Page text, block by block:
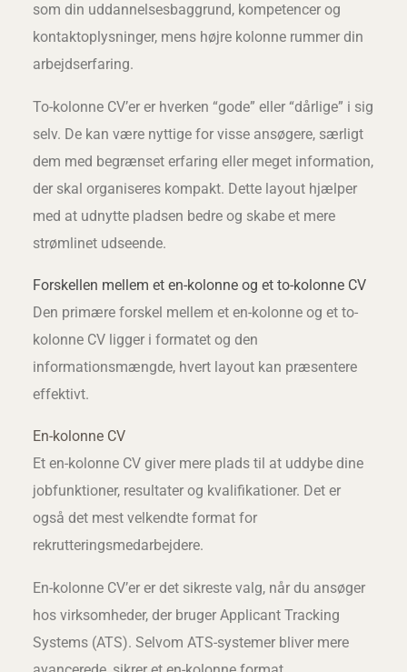
som din uddannelsesbaggrund, kompetencer og
kontaktoplysninger, mens højre kolonne rummer din
arbejdserfaring.
To-kolonne CV’er er hverken “gode” eller “dårlige” i sig
selv. De kan være nyttige for visse ansøgere, særligt
dem med begrænset erfaring eller meget information,
der skal organiseres kompakt. Dette layout hjælper
med at udnytte pladsen bedre og skabe et mere
strømlinet udseende.
Forskellen mellem et en-kolonne og et to-kolonne CV
Den primære forskel mellem et en-kolonne og et to-
kolonne CV ligger i formatet og den
informationsmængde, hvert layout kan præsentere
effektivt.
En-kolonne CV
Et en-kolonne CV giver mere plads til at uddybe dine
jobfunktioner, resultater og kvalifikationer. Det er
også det mest velkendte format for
rekrutteringsmedarbejdere.
En-kolonne CV’er er det sikreste valg, når du ansøger
hos virksomheder, der bruger Applicant Tracking
Systems (ATS). Selvom ATS-systemer bliver mere